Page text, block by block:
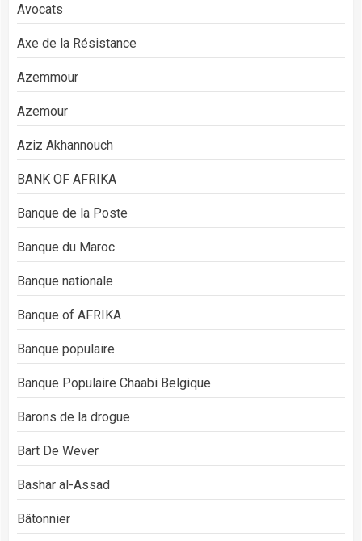
Avocats
Axe de la Résistance
Azemmour
Azemour
Aziz Akhannouch
BANK OF AFRIKA
Banque de la Poste
Banque du Maroc
Banque nationale
Banque of AFRIKA
Banque populaire
Banque Populaire Chaabi Belgique
Barons de la drogue
Bart De Wever
Bashar al-Assad
Bâtonnier